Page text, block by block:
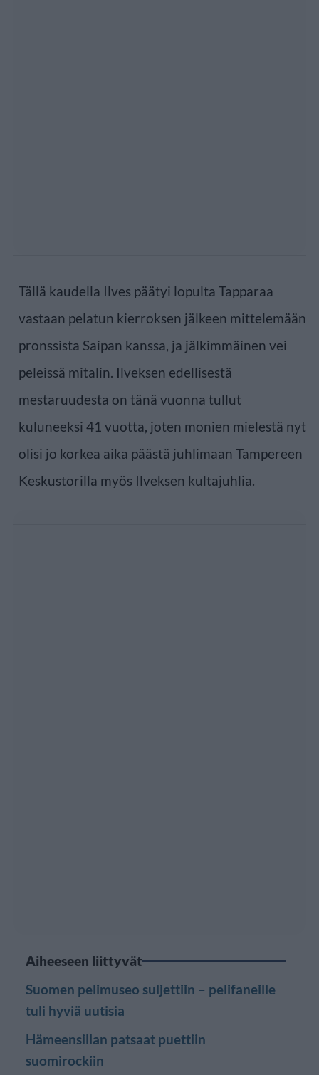
Tällä kaudella Ilves päätyi lopulta Tapparaa
vastaan pelatun kierroksen jälkeen mittelemään
pronssista Saipan kanssa, ja jälkimmäinen vei
peleissä mitalin. Ilveksen edellisestä
mestaruudesta on tänä vuonna tullut
kuluneeksi 41 vuotta, joten monien mielestä nyt
olisi jo korkea aika päästä juhlimaan Tampereen
Keskustorilla myös Ilveksen kultajuhlia.
Aiheeseen liittyvät
Suomen pelimuseo suljettiin – pelifaneille
tuli hyviä uutisia
Hämeensillan patsaat puettiin
suomirockiin